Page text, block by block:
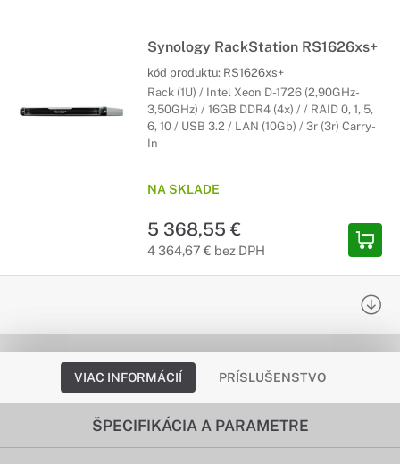
Synology RackStation RS1626xs+
kód produktu: RS1626xs+
Rack (1U) / Intel Xeon D-1726 (2,90GHz-
3,50GHz) / 16GB DDR4 (4x) / / RAID 0, 1, 5,
6, 10 / USB 3.2 / LAN (10Gb) / 3r (3r) Carry-
In
NA SKLADE
5 368,55 €
4 364,67 € bez DPH
VIAC INFORMÁCIÍ PRÍSLUŠENSTVO
ŠPECIFIKÁCIA A PARAMETRE